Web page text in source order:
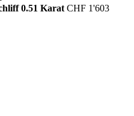
0.51 Karat CHF 1'603